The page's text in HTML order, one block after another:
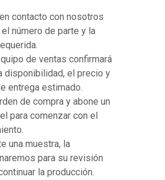
contacto con nosotros
número de parte y la
de ventas confirmará
disponibilidad, el precio y
entrega estimado.
de compra y abone un
para comenzar con el
una muestra, la
para su revisión
la producción.